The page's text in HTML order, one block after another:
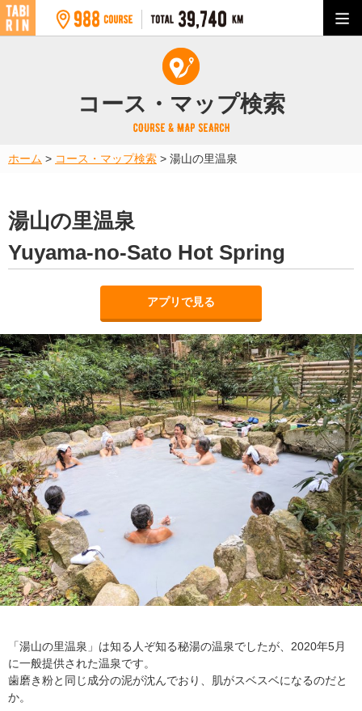
コース・マップ検索
ホーム > コース・マップ検索 > 湯山の里温泉
湯山の里温泉
Yuyama-no-Sato Hot Spring
アプリで見る
「湯山の里温泉」は知る人ぞ知る秘湯の温泉でしたが、2020年5月
に一般提供された温泉です。
歯磨き粉と同じ成分の泥が沈んでおり、肌がスベスベになるのだと
か。